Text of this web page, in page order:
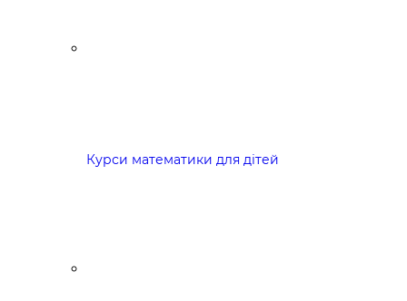
Курси математики для дітей